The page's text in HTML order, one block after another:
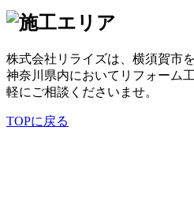
株式会社リライズは、横須賀市
神奈川県内においてリフォーム
軽にご相談くださいませ。
TOPに戻る